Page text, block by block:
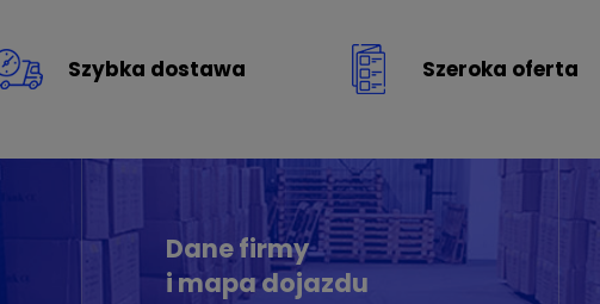
Szybka dostawa Szeroka oferta
Dane firmy
i mapa dojazdu